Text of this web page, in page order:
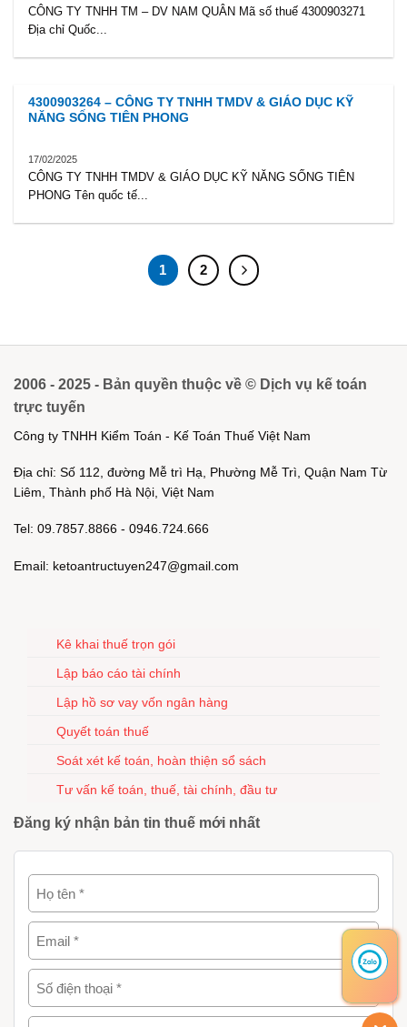
CÔNG TY TNHH TM – DV NAM QUÂN Mã số thuế 4300903271
Địa chỉ Quốc...
4300903264 – CÔNG TY TNHH TMDV & GIÁO DỤC KỸ
NĂNG SỐNG TIÊN PHONG
17/02/2025
CÔNG TY TNHH TMDV & GIÁO DỤC KỸ NĂNG SỐNG TIÊN
PHONG Tên quốc tế...
1 2
2006 - 2025 - Bản quyền thuộc về © Dịch vụ kế toán
trực tuyến
Công ty TNHH Kiểm Toán - Kế Toán Thuế Việt Nam
Địa chỉ: Số 112, đường Mễ trì Hạ, Phường Mễ Trì, Quận Nam Từ
Liêm, Thành phố Hà Nội, Việt Nam
Tel: 09.7857.8866 - 0946.724.666
Email: ketoantructuyen247@gmail.com
Kê khai thuế trọn gói
Lập báo cáo tài chính
Lập hồ sơ vay vốn ngân hàng
Quyết toán thuế
Soát xét kế toán, hoàn thiện sổ sách
Tư vấn kế toán, thuế, tài chính, đầu tư
Đăng ký nhận bản tin thuế mới nhất